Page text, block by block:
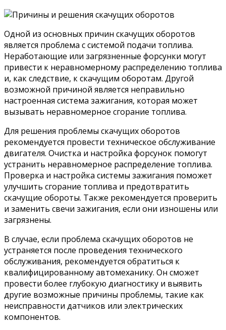
Одной из основных причин скачущих оборотов
является проблема с системой подачи топлива.
Неработающие или загрязненные форсунки могут
привести к неравномерному распределению топлива
и, как следствие, к скачущим оборотам. Другой
возможной причиной является неправильно
настроенная система зажигания, которая может
вызывать неравномерное сгорание топлива.
Для решения проблемы скачущих оборотов
рекомендуется провести техническое обслуживание
двигателя. Очистка и настройка форсунок помогут
устранить неравномерное распределение топлива.
Проверка и настройка системы зажигания поможет
улучшить сгорание топлива и предотвратить
скачущие обороты. Также рекомендуется проверить
и заменить свечи зажигания, если они изношены или
загрязнены.
В случае, если проблема скачущих оборотов не
устраняется после проведения технического
обслуживания, рекомендуется обратиться к
квалифицированному автомеханику. Он сможет
провести более глубокую диагностику и выявить
другие возможные причины проблемы, такие как
неисправности датчиков или электрических
компонентов.